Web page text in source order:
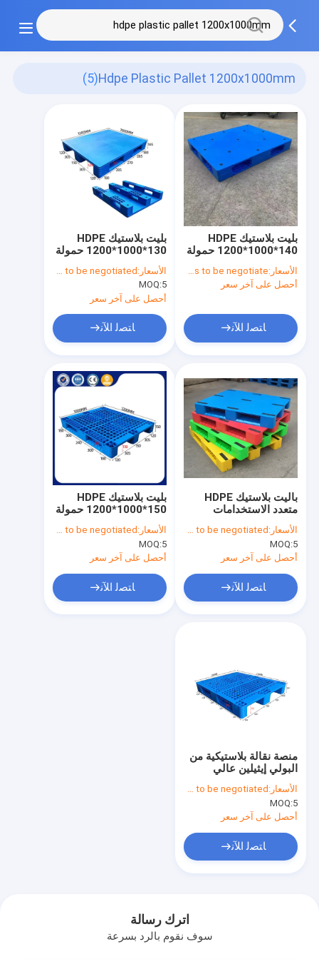
Hdpe Plastic Pallet 1200x1000mm
(5)
بليت بلاستيك HDPE
1200*1000*130 حمولة
ديناميكية 1500 كجم
الأسعار: Price needs to be negotiated
MOQ:5
أحصل على آخر سعر
ﺎﺘﺼﻟ ﺍﻶﻧ
بليت بلاستيك HDPE
1200*1000*140 حمولة
ديناميكية 1500 كجم
الأسعار:Price needs to be negotiate
أحصل على آخر سعر
ﺎﺘﺼﻟ ﺍﻶﻧ
بليت بلاستيك HDPE
1200*1000*150 حمولة
ديناميكية 1500 كجم للبيع
الأسعار: Price needs to be negotiated
MOQ:5
أحصل على آخر سعر
ﺎﺘﺼﻟ ﺍﻶﻧ
باليت بلاستيك HDPE
متعدد الاستخدامات
مع قدرة تحميل قابلة
للتخصيص
الأسعار: Price needs to be negotiated
MOQ:5
أحصل على آخر سعر
ﺎﺘﺼﻟ ﺍﻶﻧ
منصة نقالة بلاستيكية من
البولي إيثيلين عالي
الكثافة مخصصة، صينية
من البولي بروبلين المعدل
المشترك
1200*1000*165
الأسعار: Price needs to be negotiated
MOQ:5
أحصل على آخر سعر
ﺎﺘﺼﻟ ﺍﻶﻧ
اترك رسالة
سوف نقوم بالرد بسرعة